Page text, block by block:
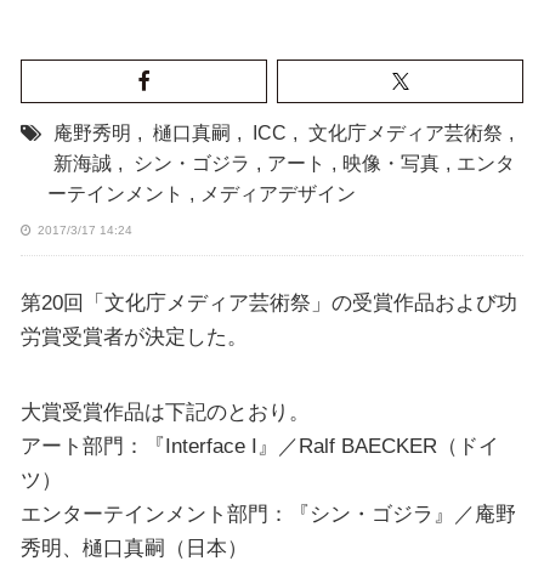
庵野秀明 , 樋口真嗣 , ICC , 文化庁メディア芸術祭 ,
新海誠 , シン・ゴジラ , アート , 映像・写真 , エンタ
ーテインメント , メディアデザイン
2017/3/17 14:24
第20回「文化庁メディア芸術祭」の受賞作品および功
労賞受賞者が決定した。
大賞受賞作品は下記のとおり。
アート部門：『Interface I』／Ralf BAECKER（ドイ
ツ）
エンターテインメント部門：『シン・ゴジラ』／庵野
秀明、樋口真嗣（日本）